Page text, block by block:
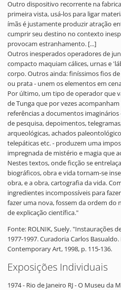
Outro dispositivo recorrente na
primeira vista, usá-los para ligar
ímãs é justamente produzir atração
cumprir seu destino no contexto
provocam estranhamento. [...]
Outros inesperados operadores de
compacto maquiam cálices, urnas e
corpo. Outros ainda: finíssimos fios
ou prata - unem os elementos em
Por último, um tipo de operador que
de Tunga que por vezes
referências a documentos
de pesquisa, depoimentos,
arqueológicas, achados
telepáticas etc. - produzem uma
impregnada de mistério e magia que
Nestes textos, onde ficção se
biográficos, obra e vida tornam-se
obra, e a obra, cartografia da vida.
ingredientes incompossíveis para
fazer uma nova, fossem da ordem do
de explicação científica."
Fonte: ROLNIK, Suely. "Instaurações
1977-1997. Curadoria Carlos
Contemporary Art, 1998, p. 115-136.
Exposições Individuais
1974 - Rio de Janeiro RJ - O Museu